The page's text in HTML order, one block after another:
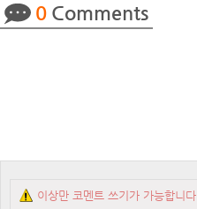
0 Comments
이상만 코멘트 쓰기가 가능합니다.